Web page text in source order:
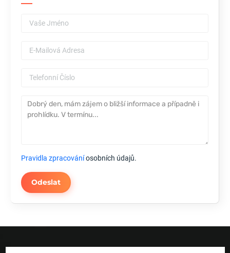
Pravidla zpracováníosobních údajů.
Odeslat